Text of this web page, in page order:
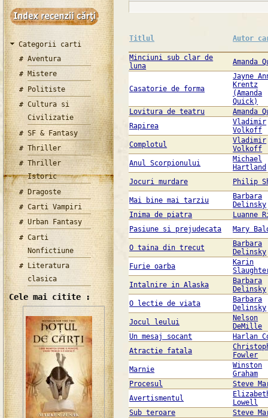
Categorii carti
Aventura
Mistere
Politiste
Cultura si
Civilizatie
SF & Fantasy
Thriller
Thriller
Istoric
Dragoste
Carti Vampiri
Urban Fantasy
Carti
Nonfictiune
Literatura
clasica
Cele mai citite :
Titlul Autor
Minciuni sub clar de
luna
Amanda
Casatorie de forma
Jayne
Krentz
(Amanda
Quick)
Lovitura de teatru
Amanda
Rapirea
Vladimir
Volkoff
Complotul
Vladimir
Volkoff
Anul Scorpionului
Michael
Hartland
Jocuri murdare
Philip
Mai bine mai tarziu
Barbara
Delinsky
Inima de piatra
Luanne
Pasiune si prejudecata
Mary
O taina din trecut
Barbara
Delinsky
Furie oarba
Karin
Intalnire in Alaska
Barbara
Delinsky
O lectie de viata
Barbara
Delinsky
Jocul leului
Nelson
DeMille
Un mesaj socant
Harlan
Atractie fatala
Fowler
Marnie
Winston
Graham
Procesul
Steve
Avertismentul
Lowell
Sub teroare
Steve